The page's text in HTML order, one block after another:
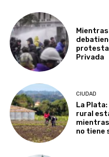
Mientras
protesta
Privada
CIUDAD
La
rural
no tiene